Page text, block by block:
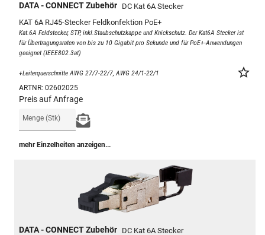
DATA - CONNECT Zubehör DC Kat 6A Stecker
KAT 6A RJ45-Stecker Feldkonfektion PoE+
Kat.6A Feldstecker, STP, inkl.Staubschutzkappe und Knickschutz. Der Kat6A Stecker ist
für Übertragungsraten von bis zu 10 Gigabit pro Sekunde und für PoE+-Anwendungen
geeignet (IEEE802.3at)
+Leiterquerschnitte AWG 27/7-22/7, AWG 24/1-22/1 star_border
ARTNR: 02602025
Preis auf Anfrage
Menge (Stk)
mehr Einzelheiten anzeigen...
DATA - CONNECT Zubehör DC Kat 6A Stecker